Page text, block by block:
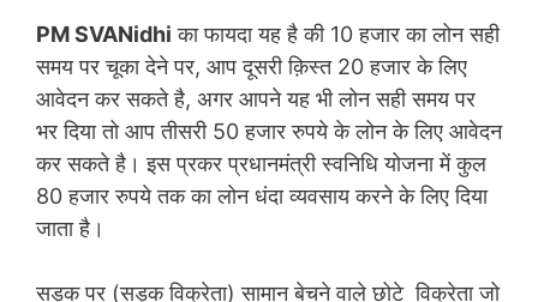
PM SVANidhi का फायदा यह है की 10 हजार का लोन सही
समय पर चूका देने पर, आप दूसरी क़िस्त 20 हजार के लिए
आवेदन कर सकते है, अगर आपने यह भी लोन सही समय पर
भर दिया तो आप तीसरी 50 हजार रुपये के लोन के लिए आवेदन
कर सकते है। इस प्रकर प्रधानमंत्री स्वनिधि योजना में कुल
80 हजार रुपये तक का लोन धंदा व्यवसाय करने के लिए दिया
जाता है।
सड़क पर (सड़क विक्रेता) सामान बेचने वाले छोटे विक्रेता जो